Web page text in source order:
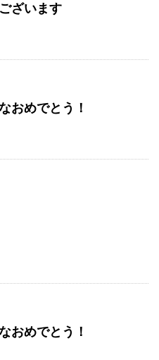
ざいます
おめでとう！
おめでとう！